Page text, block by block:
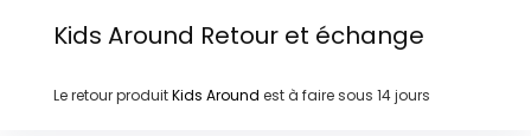
Kids Around Retour et échange
Le retour produitKids Around est à faire sous 14 jours